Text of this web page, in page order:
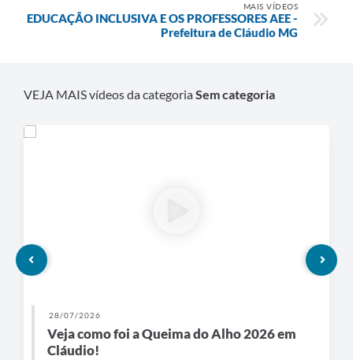
MAIS VÍDEOS
EDUCAÇÃO INCLUSIVA E OS PROFESSORES AEE -
Prefeitura de Cláudio MG
VEJA MAIS vídeos da categoriaSem categoria
28/07/2026
Veja como foi a Queima do Alho 2026 em
Cláudio!